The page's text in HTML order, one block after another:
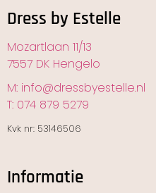
Dress by Estelle
Mozartlaan 11/13
7557 DK Hengelo
M: info@dressbyestelle.nl
T: 074 879 5279
Kvk nr: 53146506
Informatie